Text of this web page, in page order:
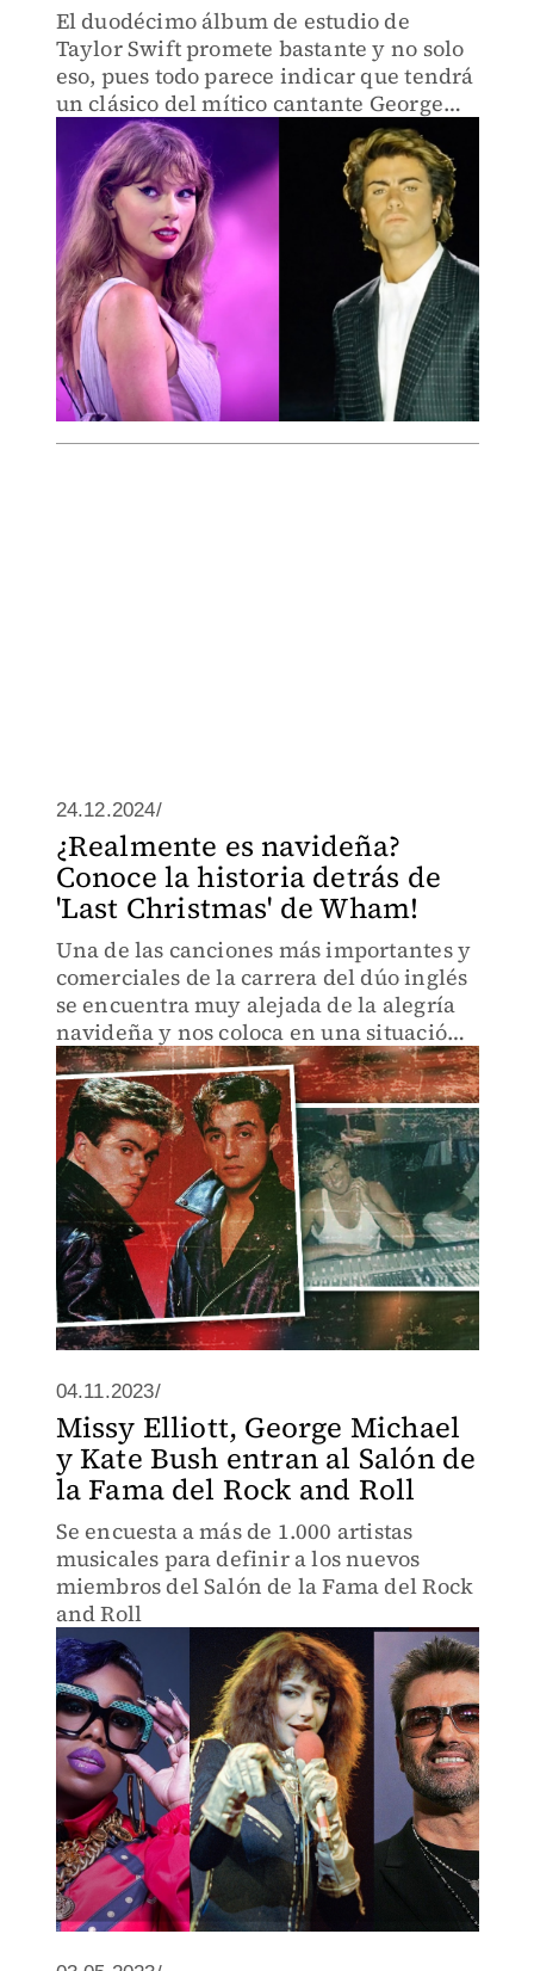
El duodécimo álbum de estudio de
Taylor Swift promete bastante y no solo
eso, pues todo parece indicar que tendrá
un clásico del mítico cantante George
Michael.
24.12.2024/
¿Realmente es navideña?
Conoce la historia detrás de
'Last Christmas' de Wham!
Una de las canciones más importantes y
comerciales de la carrera del dúo inglés
se encuentra muy alejada de la alegría
navideña y nos coloca en una situación
que nadie quisiera vivir en estas fechas
de reuniones familiares.
04.11.2023/
Missy Elliott, George Michael
y Kate Bush entran al Salón de
la Fama del Rock and Roll
Se encuesta a más de 1.000 artistas
musicales para definir a los nuevos
miembros del Salón de la Fama del Rock
and Roll